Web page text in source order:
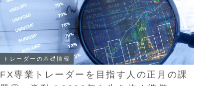
トレーダーの基礎情報
FX専業トレーダーを目指す人の正月の課